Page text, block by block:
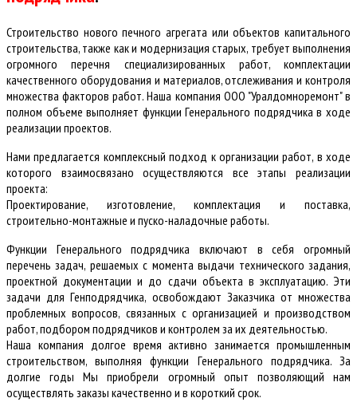
Строительство нового печного агрегата или объектов капитального
строительства, также как и модернизация старых, требует выполнения
огромного перечня специализированных работ, комплектации
качественного оборудования и материалов, отслеживания и контроля
множества факторов работ. Наша компания ООО "Уралдомноремонт" в
полном объеме выполняет функции Генерального подрядчика в ходе
реализации проектов.
Нами предлагается комплексный подход к организации работ, в ходе
которого взаимосвязано осуществляются все этапы реализации
проекта:
Проектирование, изготовление, комплектация и поставка,
строительно-монтажные и пуско-наладочные работы.
Функции Генерального подрядчика включают в себя огромный
перечень задач, решаемых с момента выдачи технического задания,
проектной документации и до сдачи объекта в эксплуатацию. Эти
задачи для Генподрядчика, освобождают Заказчика от множества
проблемных вопросов, связанных с организацией и производством
работ, подбором подрядчиков и контролем за их деятельностью.
Наша компания долгое время активно занимается промышленным
строительством, выполняя функции Генерального подрядчика. За
долгие годы Мы приобрели огромный опыт позволяющий нам
осуществлять заказы качественно и в короткий срок.